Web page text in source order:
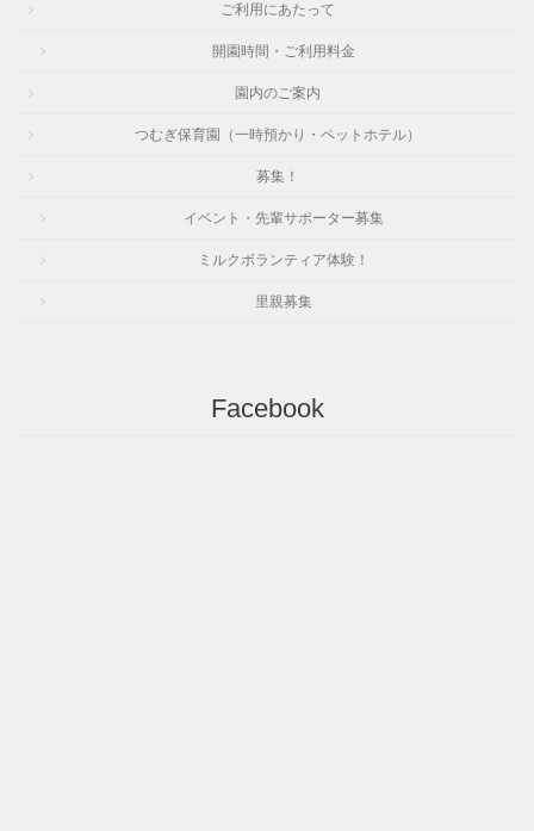
ご利用にあたって
開園時間・ご利用料金
園内のご案内
つむぎ保育園（一時預かり・ペットホテル）
募集！
イベント・先輩サポーター募集
ミルクボランティア体験！
里親募集
Facebook